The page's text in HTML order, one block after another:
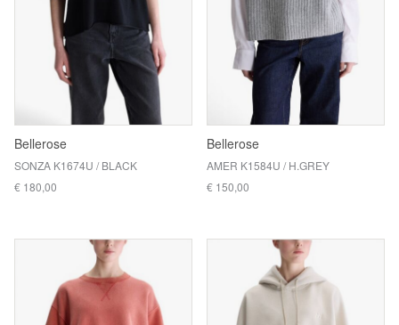
Bellerose
SONZA K1674U / BLACK
€ 180,00
Bellerose
AMER K1584U / H.GREY
€ 150,00